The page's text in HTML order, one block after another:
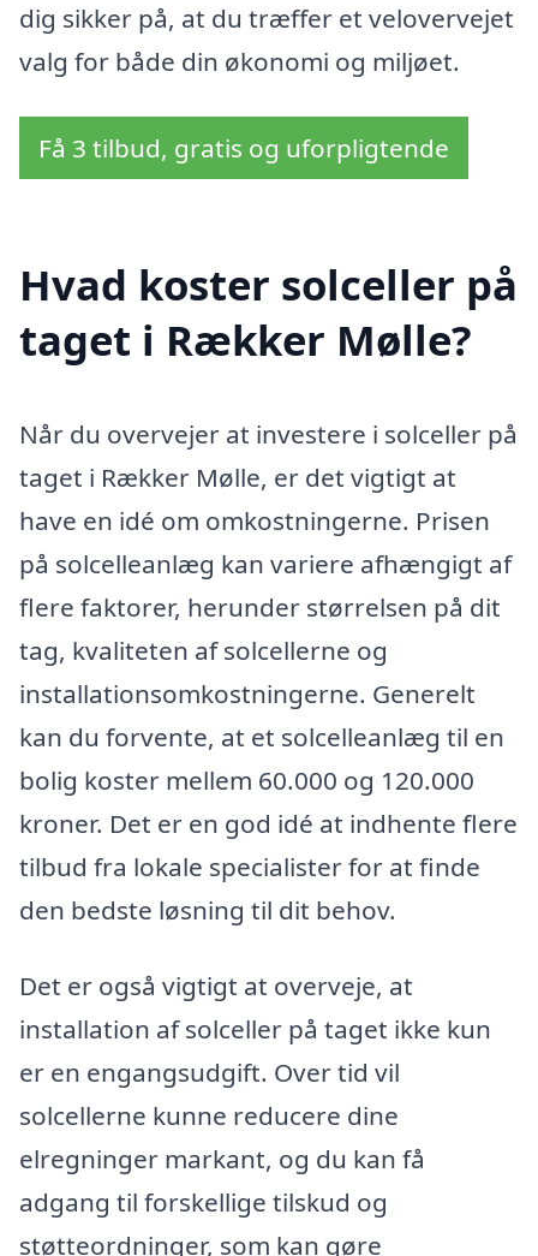
dig sikker på, at du træffer et velovervejet
valg for både din økonomi og miljøet.
Få 3 tilbud, gratis og uforpligtende
Hvad koster solceller på
taget i Rækker Mølle?
Når du overvejer at investere i solceller på
taget i Rækker Mølle, er det vigtigt at
have en idé om omkostningerne. Prisen
på solcelleanlæg kan variere afhængigt af
flere faktorer, herunder størrelsen på dit
tag, kvaliteten af solcellerne og
installationsomkostningerne. Generelt
kan du forvente, at et solcelleanlæg til en
bolig koster mellem 60.000 og 120.000
kroner. Det er en god idé at indhente flere
tilbud fra lokale specialister for at finde
den bedste løsning til dit behov.
Det er også vigtigt at overveje, at
installation af solceller på taget ikke kun
er en engangsudgift. Over tid vil
solcellerne kunne reducere dine
elregninger markant, og du kan få
adgang til forskellige tilskud og
støtteordninger, som kan gøre